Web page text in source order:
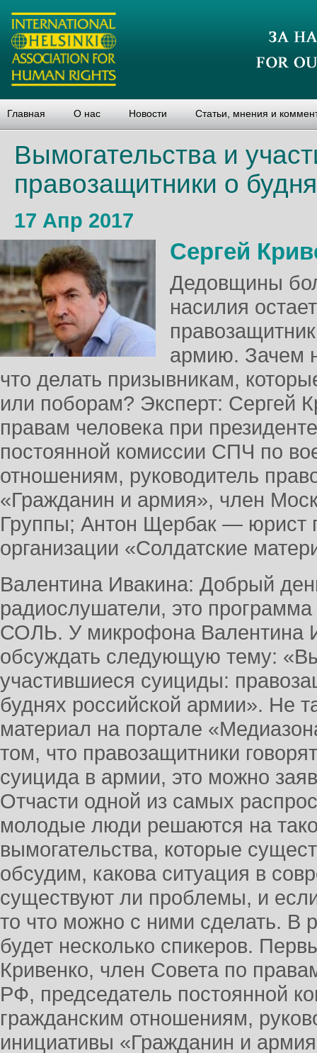
Главная О нас Новости Статьи, мнения и
Вымогательства и
правозащитники о
17 Апр 2017
Сергей
Дедовщины
насилия
армию. Зачем
что делать призывникам,
или поборам? Эксперт: Сергей
правам человека при
постоянной комиссии СПЧ по
отношениям, руководитель
«Гражданин и армия», член
Группы; Антон Щербак — юрист
организации «Солдатские
Валентина Ивакина: Добрый
радиослушатели, это
СОЛЬ. У микрофона Валентина
обсуждать следующую тему:
участившиеся суициды:
буднях российской армии». Не
материал на портале
том, что правозащитники
суицида в армии, это можно
Отчасти одной из самых
молодые люди решаются на
вымогательства, которые
обсудим, какова ситуация в
существуют ли проблемы, и
то что можно с ними сделать. В
будет несколько спикеров.
Кривенко, член Совета по
РФ, председатель постоянной
гражданским отношениям,
инициативы «Гражданин и